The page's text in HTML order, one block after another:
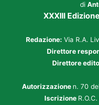
di
XXXIII Edizione
Redazione: Via R.A.
Direttore
Direttore
Autorizzazione n. 70
Iscrizione